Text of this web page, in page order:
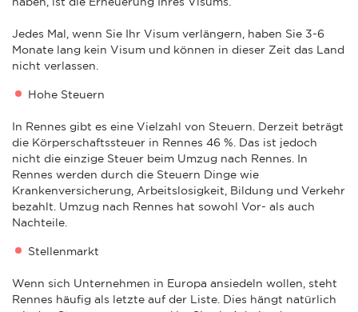
Jedes Mal, wenn Sie Ihr Visum verlängern, haben Sie 3-6
Monate lang kein Visum und können in dieser Zeit das Land
nicht verlassen.
Hohe Steuern
In Rennes gibt es eine Vielzahl von Steuern. Derzeit beträgt
die Körperschaftssteuer in Rennes 46 %. Das ist jedoch
nicht die einzige Steuer beim Umzug nach Rennes. In
Rennes werden durch die Steuern Dinge wie
Krankenversicherung, Arbeitslosigkeit, Bildung und Verkehr
bezahlt. Umzug nach Rennes hat sowohl Vor- als auch
Nachteile.
Stellenmarkt
Wenn sich Unternehmen in Europa ansiedeln wollen, steht
Rennes häufig als letzte auf der Liste. Dies hängt natürlich